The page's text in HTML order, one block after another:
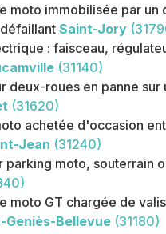
moto immobilisée par un
Saint-Jory
: faisceau,
(31140)
deux-roues en panne sur
(31620)
achetée d'occasion
Jean (31240)
parking moto, souterrain
moto GT chargée de
Geniès-Bellevue (31180)